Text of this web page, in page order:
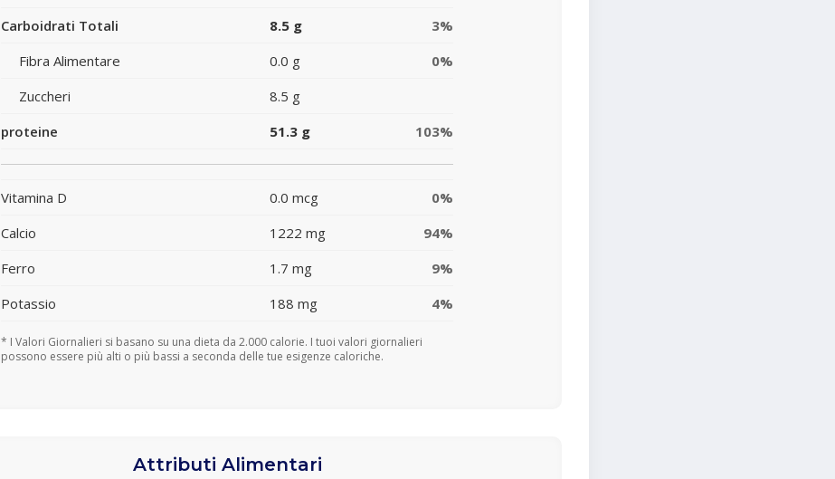
Carboidrati Totali
8.5 g
3%
Fibra Alimentare
0.0 g
0%
Zuccheri
8.5 g
proteine
51.3 g 103%
Vitamina D 0.0 mcg
0%
Calcio
1222 mg
94%
Ferro
1.7 mg
9%
Potassio
188 mg 4%
* I Valori Giornalieri si basano su una dieta da 2.000 calorie. I tuoi valori giornalieri
possono essere più alti o più bassi a seconda delle tue esigenze caloriche.
Attributi Alimentari